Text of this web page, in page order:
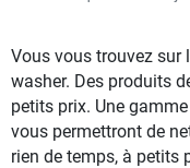
Vous vous trouvez sur
washer. Des produits
petits prix. Une
vous permettront de
rien de temps, à petits